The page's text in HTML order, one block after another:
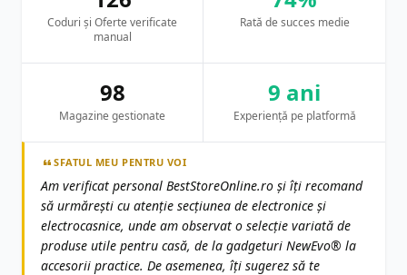
Coduri și Oferte verificate
manual
Rată de succes medie
98
Magazine gestionate
9 ani
Experiență pe platformă
SFATUL MEU PENTRU VOI
Am verificat personal BestStoreOnline.ro și îți recomand
să urmărești cu atenție secțiunea de electronice și
electrocasnice, unde am observat o selecție variată de
produse utile pentru casă, de la gadgeturi NewEvo® la
accesorii practice. De asemenea, îți sugerez să te